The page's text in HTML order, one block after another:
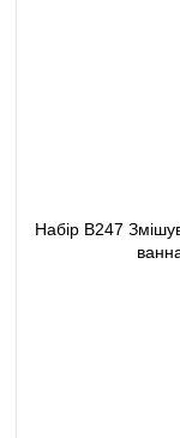
Набір B247